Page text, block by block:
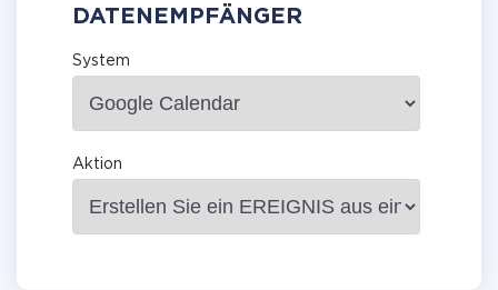
DATENEMPFÄNGER
System
Aktion